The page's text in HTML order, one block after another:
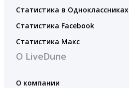
Статистика в Одноклассниках
Статистика Facebook
Статистика Макс
О LiveDune
О компании